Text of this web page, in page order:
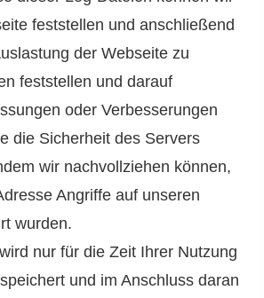
feststellen und anschließend
der Webseite zu
feststellen und darauf
oder Verbesserungen
die Sicherheit des Servers
wir nachvollziehen können,
Angriffe auf unseren
wurden.
nur für die Zeit Ihrer Nutzung
und im Anschluss daran